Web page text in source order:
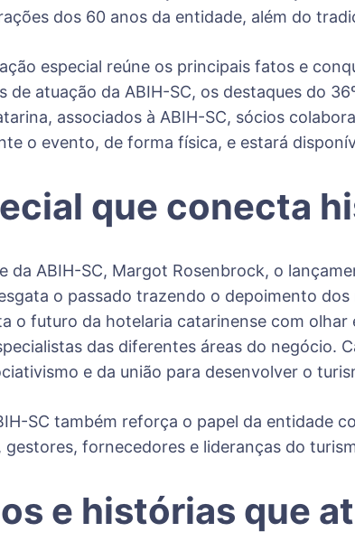
dos 60 anos da entidade, além do
especial reúne os principais fatos e
de atuação da ABIH-SC, os destaques do
associados à ABIH-SC, sócios
o evento, de forma física, e estará
que conecta
da ABIH-SC, Margot Rosenbrock, o
o passado trazendo o depoimento
o futuro da hotelaria catarinense com
das diferentes áreas do negócio.
e da união para desenvolver o
SC também reforça o papel da entidade
fornecedores e lideranças do
e histórias que